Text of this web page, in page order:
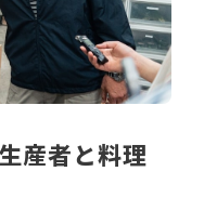
産者と料理